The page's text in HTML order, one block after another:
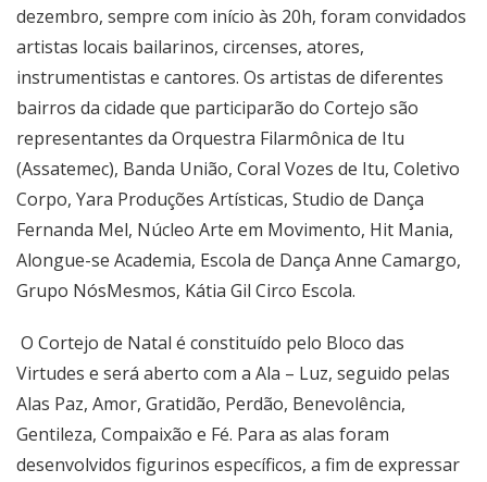
dezembro, sempre com início às 20h, foram convidados
artistas locais bailarinos, circenses, atores,
instrumentistas e cantores. Os artistas de diferentes
bairros da cidade que participarão do Cortejo são
representantes da Orquestra Filarmônica de Itu
(Assatemec), Banda União, Coral Vozes de Itu, Coletivo
Corpo, Yara Produções Artísticas, Studio de Dança
Fernanda Mel, Núcleo Arte em Movimento, Hit Mania,
Alongue-se Academia, Escola de Dança Anne Camargo,
Grupo NósMesmos, Kátia Gil Circo Escola.
O Cortejo de Natal é constituído pelo Bloco das
Virtudes e será aberto com a Ala – Luz, seguido pelas
Alas Paz, Amor, Gratidão, Perdão, Benevolência,
Gentileza, Compaixão e Fé. Para as alas foram
desenvolvidos figurinos específicos, a fim de expressar